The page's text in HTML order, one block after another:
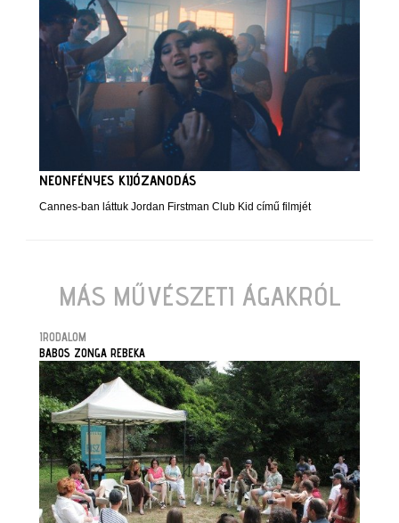
NEONFÉNYES KIJÓZANODÁS
Cannes-ban láttuk Jordan Firstman Club Kid című filmjét
MÁS MŰVÉSZETI ÁGAKRÓL
IRODALOM
BABOS ZONGA REBEKA